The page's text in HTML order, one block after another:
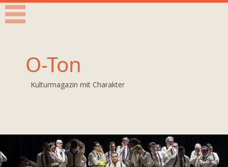
O-Ton
Kulturmagazin mit Charakter